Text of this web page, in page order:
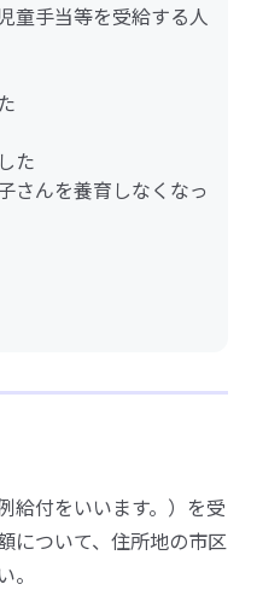
童手当等を受給する人
た
さんを養育しなくなっ
給付をいいます。）を受
について、住所地の市区